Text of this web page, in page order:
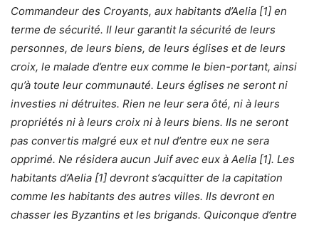
Commandeur des Croyants, aux habitants d’Aelia [1] en
terme de sécurité. Il leur garantit la sécurité de leurs
personnes, de leurs biens, de leurs églises et de leurs
croix, le malade d’entre eux comme le bien-portant, ainsi
qu’à toute leur communauté. Leurs églises ne seront ni
investies ni détruites. Rien ne leur sera ôté, ni à leurs
propriétés ni à leurs croix ni à leurs biens. Ils ne seront
pas convertis malgré eux et nul d’entre eux ne sera
opprimé. Ne résidera aucun Juif avec eux à Aelia [1]. Les
habitants d’Aelia [1] devront s’acquitter de la capitation
comme les habitants des autres villes. Ils devront en
chasser les Byzantins et les brigands. Quiconque d’entre